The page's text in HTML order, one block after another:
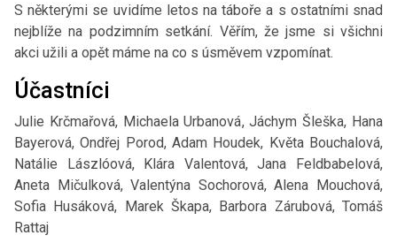
S některými se uvidíme letos na táboře a s ostatními snad
nejblíže na podzimním setkání. Věřím, že jsme si všichni
akci užili a opět máme na co s úsměvem vzpomínat.
Účastníci
Julie Krčmařová, Michaela Urbanová, Jáchym Šleška, Hana
Bayerová, Ondřej Porod, Adam Houdek, Květa Bouchalová,
Natálie Lászlóová, Klára Valentová, Jana Feldbabelová,
Aneta Mičulková, Valentýna Sochorová, Alena Mouchová,
Sofia Husáková, Marek Škapa, Barbora Zárubová, Tomáš
Rattaj